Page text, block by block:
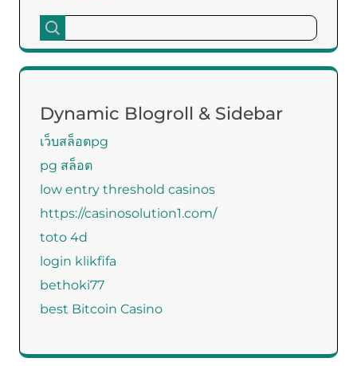
Dynamic Blogroll & Sidebar
เว็บสล็อตpg
pg สล็อต
low entry threshold casinos
https://casinosolution1.com/
toto 4d
login klikfifa
bethoki77
best Bitcoin Casino